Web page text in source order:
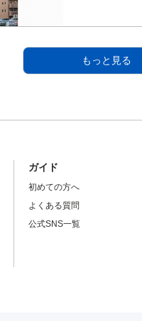
もっと見る
ガイド
初めての方へ
よくある質問
公式SNS一覧